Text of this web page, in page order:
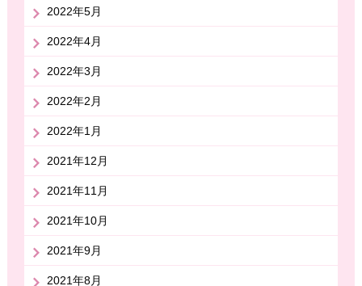
2022年5月
2022年4月
2022年3月
2022年2月
2022年1月
2021年12月
2021年11月
2021年10月
2021年9月
2021年8月